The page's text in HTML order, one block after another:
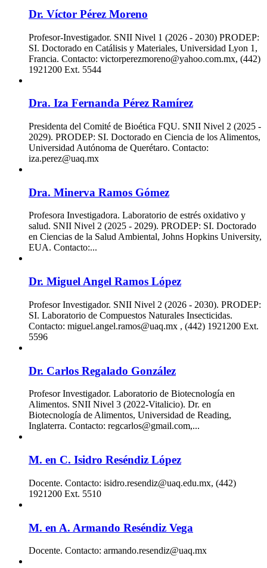
Dr. Víctor Pérez Moreno
Profesor-Investigador. SNII Nivel 1 (2026 - 2030) PRODEP:
SI. Doctorado en Catálisis y Materiales, Universidad Lyon 1,
Francia. Contacto: victorperezmoreno@yahoo.com.mx, (442)
1921200 Ext. 5544
Dra. Iza Fernanda Pérez Ramírez
Presidenta del Comité de Bioética FQU. SNII Nivel 2 (2025 -
2029). PRODEP: SI. Doctorado en Ciencia de los Alimentos,
Universidad Autónoma de Querétaro. Contacto:
iza.perez@uaq.mx
Dra. Minerva Ramos Gómez
Profesora Investigadora. Laboratorio de estrés oxidativo y
salud. SNII Nivel 2 (2025 - 2029). PRODEP: SI. Doctorado
en Ciencias de la Salud Ambiental, Johns Hopkins University,
EUA. Contacto:...
Dr. Miguel Angel Ramos López
Profesor Investigador. SNII Nivel 2 (2026 - 2030). PRODEP:
SI. Laboratorio de Compuestos Naturales Insecticidas.
Contacto: miguel.angel.ramos@uaq.mx , (442) 1921200 Ext.
5596
Dr. Carlos Regalado González
Profesor Investigador. Laboratorio de Biotecnología en
Alimentos. SNII Nivel 3 (2022-Vitalicio). Dr. en
Biotecnología de Alimentos, Universidad de Reading,
Inglaterra. Contacto: regcarlos@gmail.com,...
M. en C. Isidro Reséndiz López
Docente. Contacto: isidro.resendiz@uaq.edu.mx, (442)
1921200 Ext. 5510
M. en A. Armando Reséndiz Vega
Docente. Contacto: armando.resendiz@uaq.mx